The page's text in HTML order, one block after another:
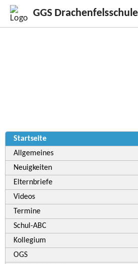
GGS
Startseite
Allgemeines
Neuigkeiten
Elternbriefe
Videos
Termine
Schul-ABC
Kollegium
OGS